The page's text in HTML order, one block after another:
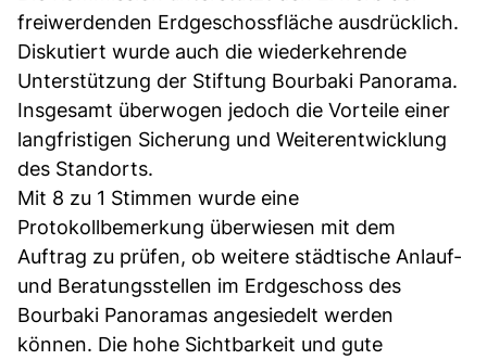
freiwerdenden Erdgeschossfläche ausdrücklich.
Diskutiert wurde auch die wiederkehrende
Unterstützung der Stiftung Bourbaki Panorama.
Insgesamt überwogen jedoch die Vorteile einer
langfristigen Sicherung und Weiterentwicklung
des Standorts.
Mit 8 zu 1 Stimmen wurde eine
Protokollbemerkung überwiesen mit dem
Auftrag zu prüfen, ob weitere städtische Anlauf-
und Beratungsstellen im Erdgeschoss des
Bourbaki Panoramas angesiedelt werden
können. Die hohe Sichtbarkeit und gute